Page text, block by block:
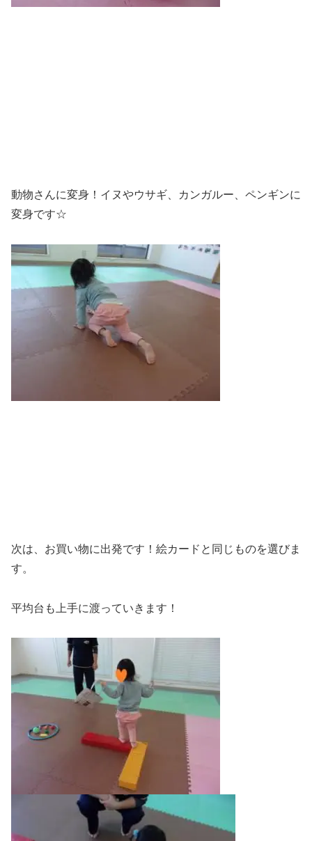
動物さんに変身！イヌやウサギ、カンガルー、ペンギンに
変身です☆
次は、お買い物に出発です！絵カードと同じものを選びま
す。
平均台も上手に渡っていきます！